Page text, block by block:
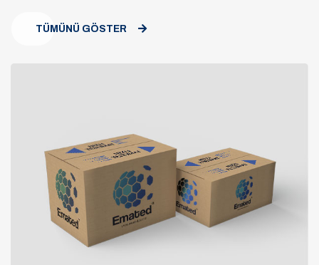
TÜMÜNÜ GÖSTER